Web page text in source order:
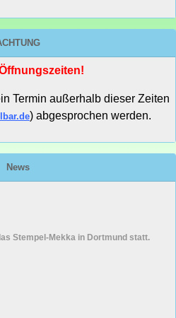
Termin außerhalb dieser Zeiten
) abgesprochen werden.
News
Stempel-Mekka in Dortmund statt.